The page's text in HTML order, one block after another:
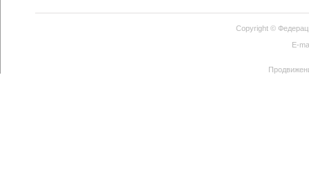
Copyright ©
E-